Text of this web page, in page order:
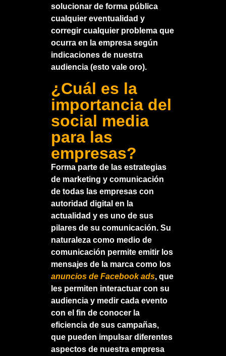
solucionar de forma pública
cualquier eventualidad y
corregir cualquier problema que
ocurra en la empresa según
indicaciones de nuestra
audiencia (esto vale oro).
¿Cuál es la
importancia del
social media
para las
empresas?
Forma parte de las estrategias
de marketing y comunicación
de todas las empresas con
autoridad digital en la
actualidad y es uno de sus
pilares de su comunicación. Su
naturaleza como medio de
comunicación permite emitir los
mensajes de la marca como los
anuncios de Facebook ads, que
les permiten interactuar con su
audiencia y medir cada evento
con el fin de conocer la
eficiencia de sus campañas,
que pueden impulsar diferentes
aspectos de nuestra empresa